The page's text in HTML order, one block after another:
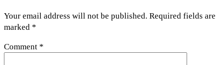
Your email address will not be published. Required fields are
marked *
Comment *